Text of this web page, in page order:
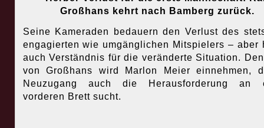
Großhans kehrt nach Bamberg zurück.
Seine Kameraden bedauern den Verlust des
engagierten wie umgänglichen Mitspielers – aber
auch Verständnis für die veränderte Situation.
von Großhans wird Marlon Meier einnehmen,
Neuzugang auch die Herausforderung an
vorderen Brett sucht.